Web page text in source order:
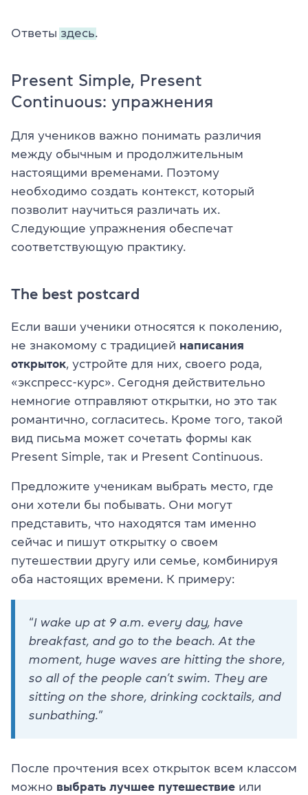
Ответы здесь.
Present Simple, Present
Continuous: упражнения
Для учеников важно понимать различия
между обычным и продолжительным
настоящими временами. Поэтому
необходимо создать контекст, который
позволит научиться различать их.
Следующие упражнения обеспечат
соответствующую практику.
The best postcard
Если ваши ученики относятся к поколению,
не знакомому с традицией написания
открыток , устройте для них, своего рода,
«экспресс-курс». Сегодня действительно
немногие отправляют открытки, но это так
романтично, согласитесь. Кроме того, такой
вид письма может сочетать формы как
Present Simple, так и Present Continuous.
Предложите ученикам выбрать место, где
они хотели бы побывать. Они могут
представить, что находятся там именно
сейчас и пишут открытку о своем
путешествии другу или семье, комбинируя
оба настоящих времени. К примеру:
“I wake up at 9 a.m. every day, have
breakfast, and go to the beach. At the
moment, huge waves are hitting the shore,
so all of the people can’t swim. They are
sitting on the shore, drinking cocktails, and
sunbathing. ”
После прочтения всех открыток всем классом
можно выбрать лучшее путешествие или